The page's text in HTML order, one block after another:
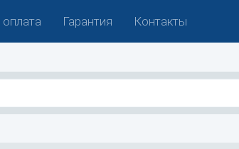
Гарантия Контакты